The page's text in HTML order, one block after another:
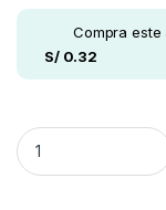
Compra este
S/0.32
Nature Made -